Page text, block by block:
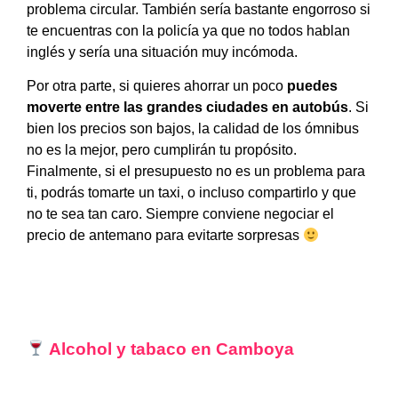
problema circular. También sería bastante engorroso si
te encuentras con la policía ya que no todos hablan
inglés y sería una situación muy incómoda.
Por otra parte, si quieres ahorrar un poco puedes
moverte entre las grandes ciudades en autobús. Si
bien los precios son bajos, la calidad de los ómnibus
no es la mejor, pero cumplirán tu propósito.
Finalmente, si el presupuesto no es un problema para
ti, podrás tomarte un taxi, o incluso compartirlo y que
no te sea tan caro. Siempre conviene negociar el
precio de antemano para evitarte sorpresas
Alcohol y tabaco en Camboya